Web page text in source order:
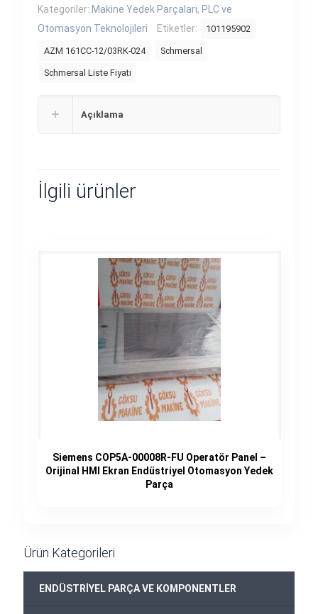
Kategoriler: Makine Yedek Parçaları, PLC ve
Otomasyon Teknolojileri
Etiketler: 101195902
AZM 161CC-12/03RK-024 Schmersal
Schmersal Liste Fiyatı
Açıklama
İlgili ürünler
Siemens COP5A-00008R-FU Operatör Panel –
Orijinal HMI Ekran Endüstriyel Otomasyon Yedek
Parça
Ürün Kategorileri
ENDÜSTRİYEL PARÇA VE KOMPONENTLER